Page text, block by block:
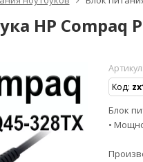
HP Compaq
Артикул:
Код:
Блок
•